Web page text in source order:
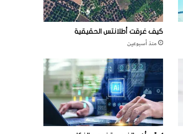
كيف غرقت أطلانتس الحقيقية
منذ أسبوعين